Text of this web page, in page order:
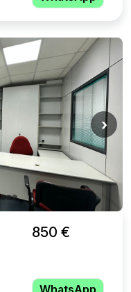
›
850 €